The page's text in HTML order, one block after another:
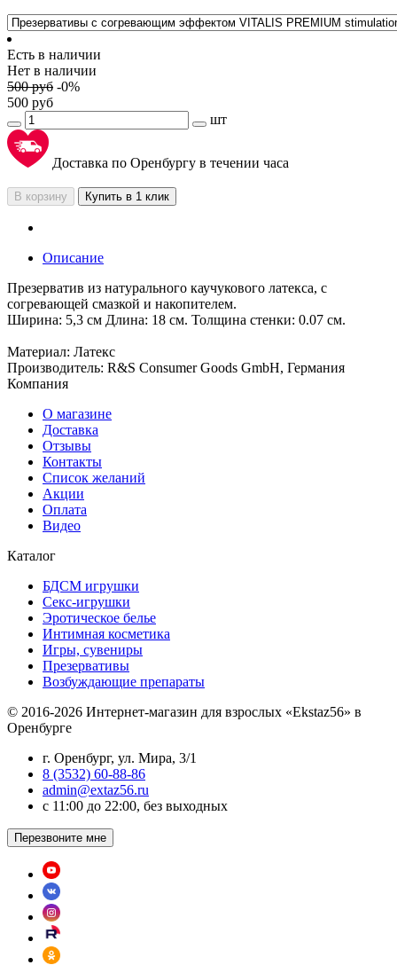
Есть в наличии
Нет в наличии
500руб -0%
500 руб
шт
Доставка по Оренбургу в течении часа
В корзину Купить в 1 клик
Описание
Презерватив из натурального каучукового латекса, с
согревающей смазкой и накопителем.
Ширина: 5,3 см Длина: 18 см. Толщина стенки: 0.07 см.
Материал: Латекс
Производитель: R&S Consumer Goods GmbH, Германия
Компания
О магазине
Доставка
Отзывы
Контакты
Список желаний
Акции
Оплата
Видео
Каталог
БДСМ игрушки
Секс-игрушки
Эротическое белье
Интимная косметика
Игры, сувениры
Презервативы
Возбуждающие препараты
© 2016-2026 Интернет-магазин для взрослых «Ekstaz56» в
Оренбурге
г. Оренбург, ул. Мира, 3/1
8 (3532) 60-88-86
admin@extaz56.ru
c 11:00 до 22:00, без выходных
Перезвоните мне